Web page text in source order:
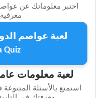
اختبر معلوماتك عن
Quiz)
لعبة معلومات
استمتع بالأسئلة